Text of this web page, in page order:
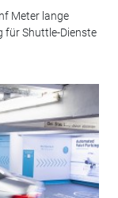
Meter lange
für Shuttle-Dienste